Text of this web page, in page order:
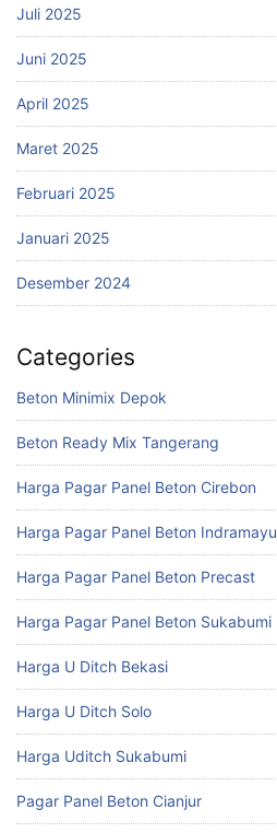
Juli 2025
Juni 2025
April 2025
Maret 2025
Februari 2025
Januari 2025
Desember 2024
Categories
Beton Minimix Depok
Beton Ready Mix Tangerang
Harga Pagar Panel Beton Cirebon
Harga Pagar Panel Beton Indramayu
Harga Pagar Panel Beton Precast
Harga Pagar Panel Beton Sukabumi
Harga U Ditch Bekasi
Harga U Ditch Solo
Harga Uditch Sukabumi
Pagar Panel Beton Cianjur